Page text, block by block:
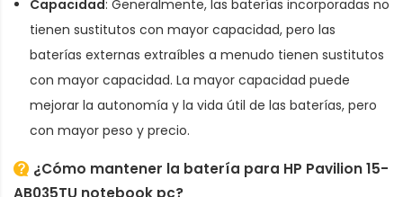
Capacidad: Generalmente, las baterías incorporadas no
tienen sustitutos con mayor capacidad, pero las
baterías externas extraíbles a menudo tienen sustitutos
con mayor capacidad. La mayor capacidad puede
mejorar la autonomía y la vida útil de las baterías, pero
con mayor peso y precio.
¿Cómo mantener la batería para HP Pavilion 15-